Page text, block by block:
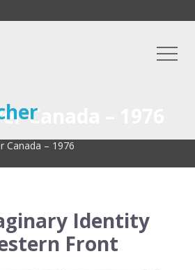
Canada – 1976
Canada – 1976
Identity
Front